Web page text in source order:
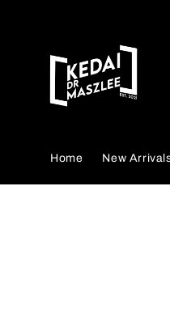
Home New